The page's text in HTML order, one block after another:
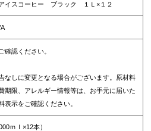
イスコーヒー ブラック １Ｌ×１２
確認ください。
なしに変更となる場合がございます。原材料
期限、アレルギー情報等は、お手元に届いた
表示をご確認ください。
ｍｌ×12本）